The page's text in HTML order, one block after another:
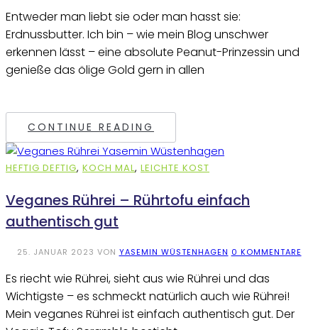
Entweder man liebt sie oder man hasst sie:
Erdnussbutter. Ich bin – wie mein Blog unschwer
erkennen lässt – eine absolute Peanut-Prinzessin und
genieße das ölige Gold gern in allen
CONTINUE READING
HEFTIG DEFTIG, KOCH MAL, LEICHTE KOST
Veganes Rührei – Rührtofu einfach
authentisch gut
25. JANUAR 2023 VON YASEMIN WÜSTENHAGEN 0 KOMMENTARE
Es riecht wie Rührei, sieht aus wie Rührei und das
Wichtigste – es schmeckt natürlich auch wie Rührei!
Mein veganes Rührei ist einfach authentisch gut. Der